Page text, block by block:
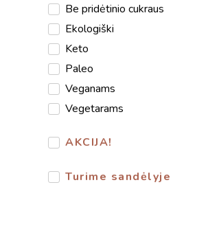
Be pridėtinio cukraus
Ekologiški
Keto
Paleo
Veganams
Vegetarams
AKCIJA!
Turime sandėlyje